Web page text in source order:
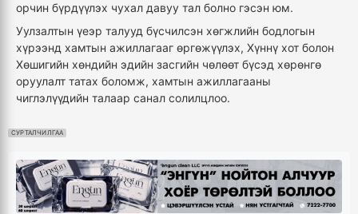
орчин бүрдүүлэх чухал давуу тал болно гэсэн юм.
Уулзалтын үеэр талууд бүсчилсэн хөгжлийн бодлогын
хүрээнд хамтын ажиллагааг өргөжүүлэх, Хүннү хот болон
Хөшигийн хөндийн эдийн засгийн чөлөөт бүсэд хөрөнгө
оруулалт татах боломж, хамтын ажиллагааны
чиглэлүүдийн талаар санал солилцлоо.
СУРТАЛЧИЛГАА